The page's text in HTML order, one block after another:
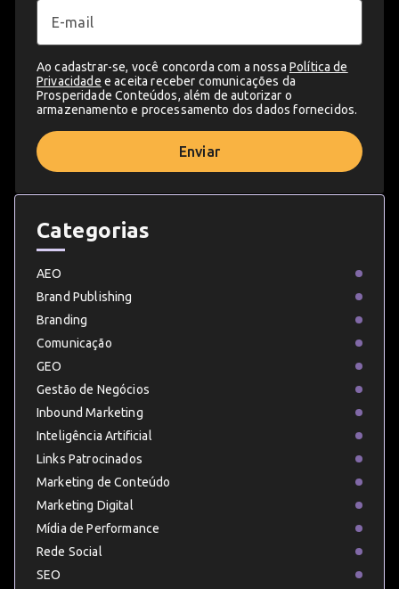
Ao cadastrar-se, você concorda com a nossa Política de
Privacidade e aceita receber comunicações da
Prosperidade Conteúdos, além de autorizar o
armazenamento e processamento dos dados fornecidos.
Enviar
Categorias
AEO
Brand Publishing
Branding
Comunicação
GEO
Gestão de Negócios
Inbound Marketing
Inteligência Artificial
Links Patrocinados
Marketing de Conteúdo
Marketing Digital
Mídia de Performance
Rede Social
SEO